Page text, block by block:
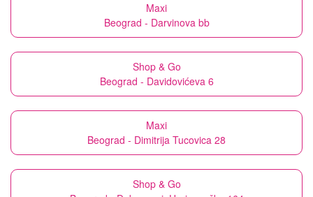
Maxi
Beograd - Darvinova bb
Shop & Go
Beograd - Davidovićeva 6
Maxi
Beograd - Dimitrija Tucovica 28
Shop & Go